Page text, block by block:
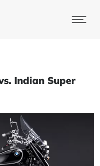
Indian Super